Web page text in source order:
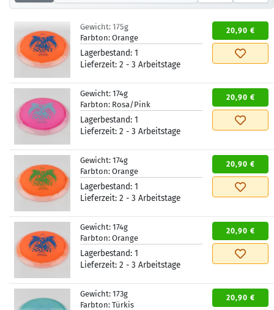
Gewicht: 175g
Farbton: Orange
Lagerbestand: 1
Lieferzeit: 2 - 3 Arbeitstage
20,90 €
Gewicht: 174g
Farbton: Rosa/Pink
Lagerbestand: 1
Lieferzeit: 2 - 3 Arbeitstage
20,90 €
Gewicht: 174g
Farbton: Orange
Lagerbestand: 1
Lieferzeit: 2 - 3 Arbeitstage
20,90 €
Gewicht: 174g
Farbton: Orange
Lagerbestand: 1
Lieferzeit: 2 - 3 Arbeitstage
20,90 €
Gewicht: 173g
Farbton: Türkis
20,90 €